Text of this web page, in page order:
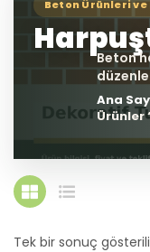
Ana
Ürünler
Tek bir sonuç